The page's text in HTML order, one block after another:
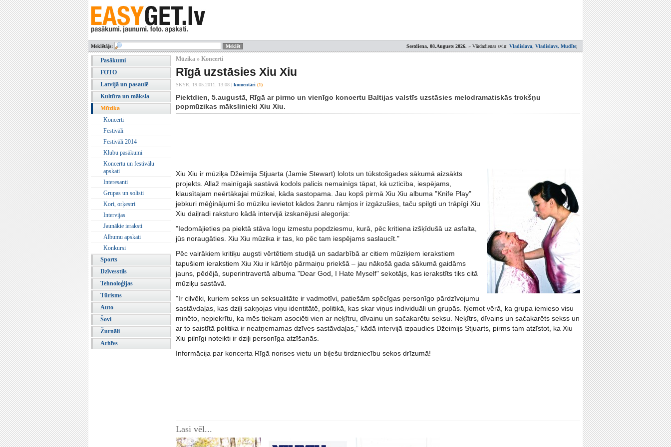
Sestdiena, 08.Augusts 2026. » Vārdadienas svin: Vladislava, Vladislavs, Mudīte;
Meklētājs:
Pasākumi
FOTO
Latvijā un pasaulē
Kultūra un māksla
Mūzika
Koncerti
Festivāli
Festivāli 2014
Klubu pasākumi
Koncertu un festivālu
apskati
Interesanti
Grupas un solisti
Kori, orķestri
Intervijas
Jaunākie ieraksti
Albumu apskati
Konkursi
Sports
Dzīvesstils
Tehnoloģijas
Tūrisms
Auto
Šovi
Žurnāli
Arhīvs
Mūzika » Koncerti
Rīgā uzstāsies Xiu Xiu
SKYR, 19.05.2011. 13:08 komentāri (1)
Piektdien, 5.augustā, Rīgā ar pirmo un vienīgo koncertu Baltijas valstīs uzstāsies melodramatiskās trokšņu
popmūzikas mākslinieki Xiu Xiu.
Xiu Xiu ir mūziķa Džeimija Stjuarta (Jamie Stewart) lolots un tūkstošgades sākumā aizsākts
projekts. Allaž mainīgajā sastāvā kodols palicis nemainīgs tāpat, kā uzticība, iespējams,
klausītajam neērtākajai mūzikai, kāda sastopama. Jau kopš pirmā Xiu Xiu albuma "Knife Play"
jebkuri mēģinājumi šo mūziku ievietot kādos žanru rāmjos ir izgāzušies, taču spilgti un trāpīgi Xiu
Xiu daiļradi raksturo kādā intervijā izskanējusi alegorija:
"Iedomājieties pa piektā stāva logu izmestu popdziesmu, kurā, pēc kritiena izšķīdušā uz asfalta,
jūs noraugāties. Xiu Xiu mūzika ir tas, ko pēc tam iespējams saslaucīt."
Pēc vairākiem kritiķu augsti vērtētiem studijā un sadarbībā ar citiem mūziķiem ierakstiem
tapušiem ierakstiem Xiu Xiu ir kārtējo pārmaiņu priekšā – jau nākošā gada sākumā gaidāms
jauns, pēdējā, superintravertā albuma "Dear God, I Hate Myself" sekotājs, kas ierakstīts tiks citā
mūziķu sastāvā.
"Ir cilvēki, kuriem sekss un seksualitāte ir vadmotīvi, patiešām spēcīgas personīgo pārdzīvojumu
sastāvdaļas, kas dziļi sakņojas viņu identitātē, politikā, kas skar viņus individuāli un grupās. Ņemot vērā, ka grupa iemieso visu
minēto, nepiekrītu, ka mēs tiekam asociēti vien ar neķītru, dīvainu un sačakarētu seksu. Neķītrs, dīvains un sačakarēts sekss un
ar to saistītā politika ir neatņemamas dzīves sastāvdaļas," kādā intervijā izpaudies Džeimijs Stjuarts, pirms tam atzīstot, ka Xiu
Xiu pilnīgi noteikti ir dziļi personīga atzīšanās.
Informācija par koncerta Rīgā norises vietu un biļešu tirdzniecību sekos drīzumā!
Lasi vēl...